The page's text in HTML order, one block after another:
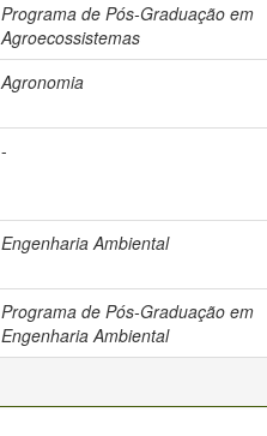
Programa de Pós-Graduação em
Agroecossistemas
Agronomia
-
Engenharia Ambiental
Programa de Pós-Graduação em
Engenharia Ambiental